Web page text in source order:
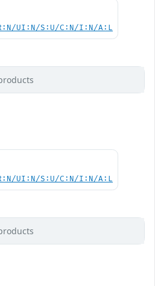
UI:N/S:U/C:N/I:N/A:L
UI:N/S:U/C:N/I:N/A:L